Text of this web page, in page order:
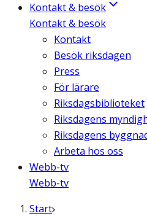
Kontakt & besök
Kontakt & besök
Kontakt
Besök riksdagen
Press
För lärare
Riksdagsbiblioteket
Riksdagens
Riksdagens
Arbeta hos oss
Webb-tv
Webb-tv
Start